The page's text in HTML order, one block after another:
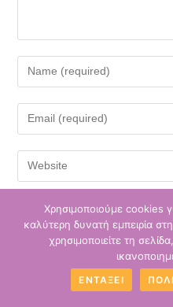
Αποθήκευσε το όνομά μου, email,
πλοηγό για την επόμενη φορά που
Χρησιμοποιούμε cookies
καλύτερη δυνατή εμπειρία
χρησιμοποιείτε τη
ΕΝΤΆΞΕΙ